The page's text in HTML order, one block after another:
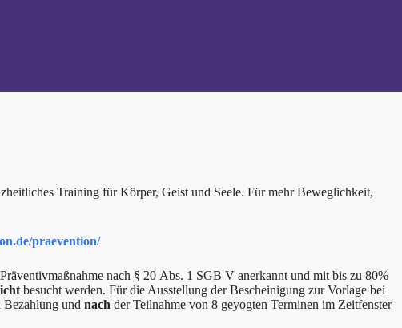
Training für Körper, Geist und Seele. Für mehr Beweglichkeit,
praevention/
nach § 20 Abs. 1 SGB V anerkannt und mit bis zu 80%
besucht werden. Für die Ausstellung der Bescheinigung zur Vorlage bei
und nach der Teilnahme von 8 geyogten Terminen im Zeitfenster